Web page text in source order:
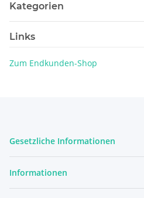
Kategorien
Links
Zum Endkunden-Shop
Gesetzliche Informationen
Informationen